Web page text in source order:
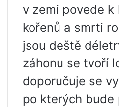
v zemi povede k
kořenů a smrti
jsou deště
záhonu se tvoří
doporučuje se
po kterých bude